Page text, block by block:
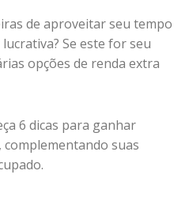
de aproveitar seu tempo
Se este for seu
opções de renda extra
6 dicas para ganhar
suas